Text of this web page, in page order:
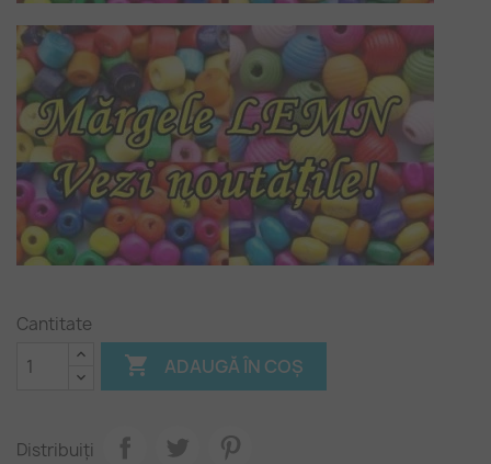
Cantitate
 ADAUGĂ ÎN COȘ
Distribuiți